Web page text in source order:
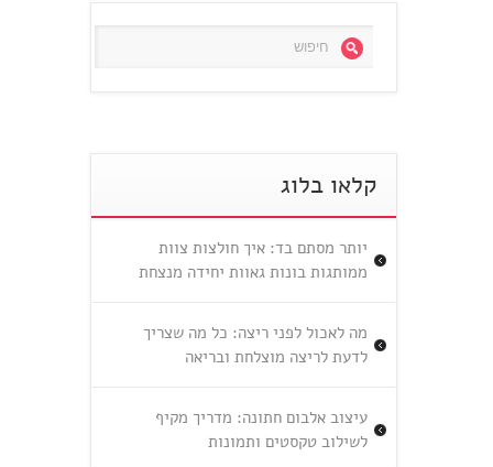
קלאו בלוג
יותר מסתם בד: איך חולצות צוות
ממותגות בונות גאוות יחידה מנצחת
מה לאכול לפני ריצה: כל מה שצריך
לדעת לריצה מוצלחת ובריאה
עיצוב אלבום חתונה: מדריך מקיף
לשילוב טקסטים ותמונות